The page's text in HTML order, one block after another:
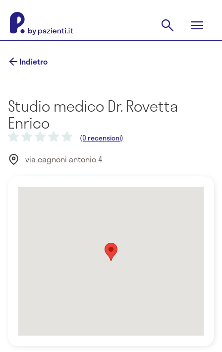
Indietro
Studio medico Dr. Rovetta
Enrico
(0 recensioni)
via cagnoni antonio 4